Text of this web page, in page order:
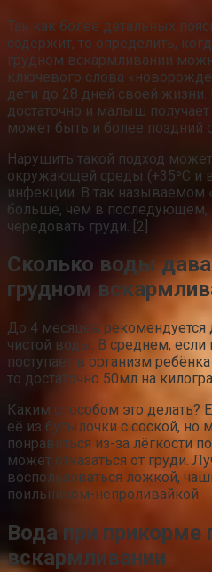
Так как более детальных
содержит, то определить,
грудном вскармливании
ключевого слова
дети до 28 дней своей
достаточно и малыш
может быть и более поздний
Нарушить такой подход
окружающей среды (+35ºС и
инфекции. В так
больше, чем в последующем,
чередовать груди. [2]
Сколько воды
грудном
До 4 месяцев рекомендуется
чистой воды. В среднем,
поступает в организм
то достаточно 50мл на
Каким способом это делать?
её из бутылочки с соской,
понравиться из-за лёгкости
может отказаться от груди.
воспользоваться ложкой,
поильником-непроливайкой.
Вода при прикорме
вскармливании